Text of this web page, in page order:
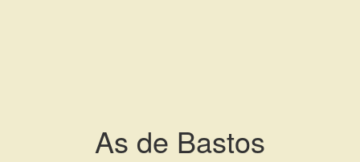
As de Bastos